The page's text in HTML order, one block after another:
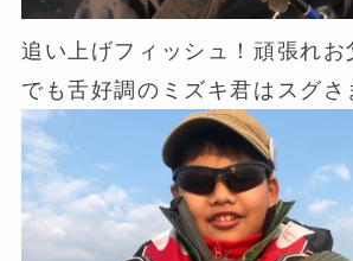
追い上げフィッシュ！頑張れお
でも舌好調のミズキ君はスグさ